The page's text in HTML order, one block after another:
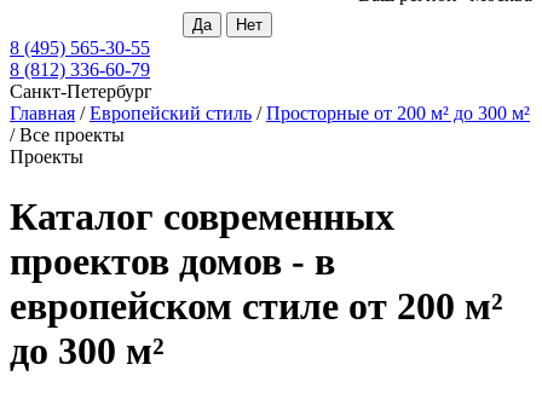
8 (495) 565-30-55
8 (812) 336-60-79
Санкт-Петербург
Главная /Европейский стиль /Просторные от 200 м² до 300 м²
/Все проекты
Проекты
Каталог современных
проектов домов - в
европейском стиле от 200 м²
до 300 м²